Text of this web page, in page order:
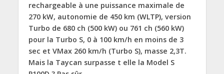
rechargeable à une puissance maximale de
270 kW, autonomie de 450 km (WLTP), version
Turbo de 680 ch (500 kW) ou 761 ch (560 kW)
pour la Turbo S, 0 à 100 km/h en moins de 3
sec et VMax 260 km/h (Turbo S), masse 2,3T.
Mais la Taycan surpasse t elle la Model S